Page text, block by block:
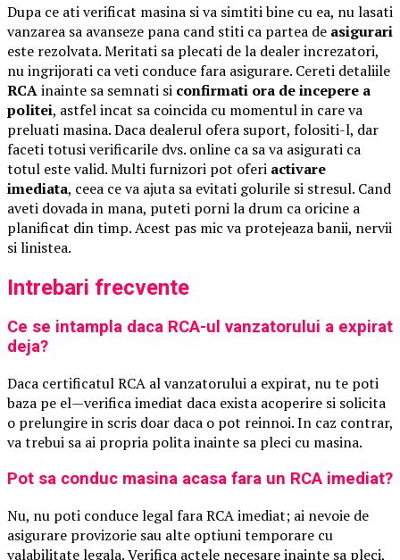
Dupa ce ati verificat masina si va simtiti bine cu ea, nu lasati
vanzarea sa avanseze pana cand stiti ca partea de asigurari
este rezolvata. Meritati sa plecati de la dealer increzatori,
nu ingrijorati ca veti conduce fara asigurare. Cereti detaliile
RCAinainte sa semnati si confirmati ora de incepere a
politei, astfel incat sa coincida cu momentul in care va
preluati masina. Daca dealerul ofera suport, folositi-l, dar
faceti totusi verificarile dvs. online ca sa va asigurati ca
totul este valid. Multi furnizori pot oferi activare
imediata, ceea ce va ajuta sa evitati golurile si stresul. Cand
aveti dovada in mana, puteti porni la drum ca oricine a
planificat din timp. Acest pas mic va protejeaza banii, nervii
si linistea.
Intrebari frecvente
Ce se intampla daca RCA-ul vanzatorului a expirat
deja?
Daca certificatul RCA al vanzatorului a expirat, nu te poti
baza pe el—verifica imediat daca exista acoperire si solicita
o prelungire in scris doar daca o pot reinnoi. In caz contrar,
va trebui sa ai propria polita inainte sa pleci cu masina.
Pot sa conduc masina acasa fara un RCA imediat?
Nu, nu poti conduce legal fara RCA imediat; ai nevoie de
asigurare provizorie sau alte optiuni temporare cu
valabilitate legala. Verifica actele necesare inainte sa pleci,